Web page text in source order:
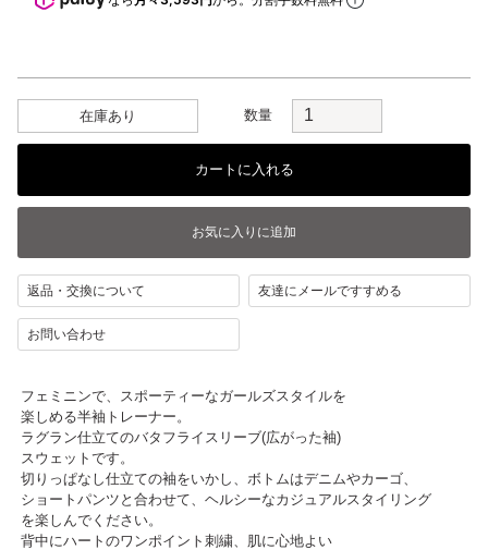
在庫あり 数量
返品・交換について 友達にメールですすめる
お問い合わせ
フェミニンで、スポーティーなガールズスタイルを
楽しめる半袖トレーナー。
ラグラン仕立てのバタフライスリーブ(広がった袖)
スウェットです。
切りっぱなし仕立ての袖をいかし、ボトムはデニムやカーゴ、
ショートパンツと合わせて、ヘルシーなカジュアルスタイリング
を楽しんでください。
背中にハートのワンポイント刺繍、肌に心地よい